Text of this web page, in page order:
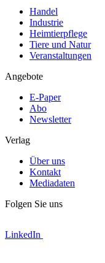
Handel
Industrie
Heimtierpflege
Tiere und Natur
Veranstaltungen
Angebote
E-Paper
Abo
Newsletter
Verlag
Über uns
Kontakt
Mediadaten
Folgen Sie uns
LinkedIn